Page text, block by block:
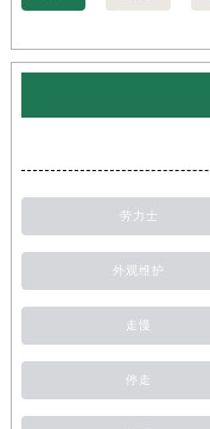
劳力士
外观维护
走慢
停走